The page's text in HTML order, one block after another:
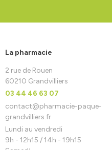
La pharmacie
2 rue de Rouen
60210 Grandvilliers
03 44 46 63 07
contact@pharmacie-paque-
grandvilliers.fr
Lundi au vendredi
9h - 12h15 / 14h - 19h15